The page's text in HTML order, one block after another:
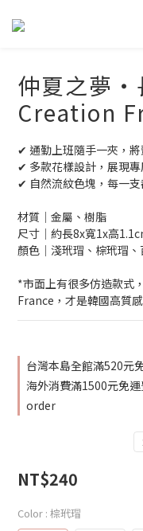
仲夏之夢‧
Creation
✔ 通勤上班隨手一夾，將
✔ 多款花樣設計，展現專
✔ 自然流紋色塊，每一支
材質│金屬、樹脂
尺寸│約長8x寬1x高
顏色│淺玳瑁、棕玳瑁、
*市面上有很多仿造款式
France，才是韓國高質
台灣本島全館滿520元
海外消費滿1500元免
order
NT$240
Color : 棕玳瑁